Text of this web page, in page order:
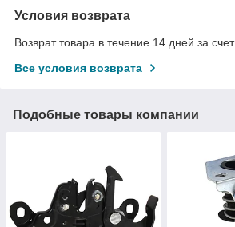
Условия возврата
Возврат товара в течение 14 дней за
Все условия возврата
Подобные товары компании